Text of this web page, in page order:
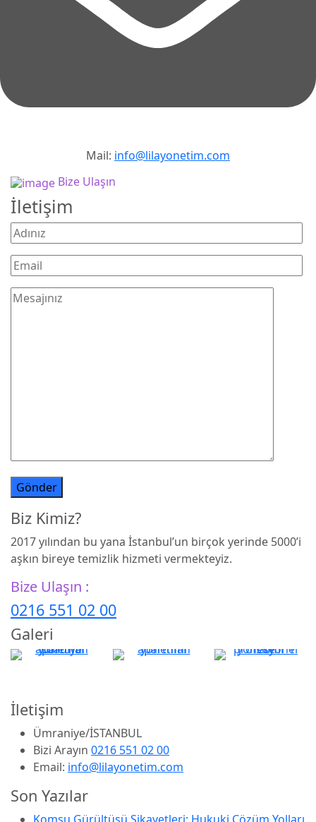
Mail: info@lilayonetim.com
Bize Ulaşın
İletişim
Biz Kimiz?
2017 yılından bu yana İstanbul’un birçok yerinde 5000’i
aşkın bireye temizlik hizmeti vermekteyiz.
Bize Ulaşın :
0216 551 02 00
Galeri
İletişim
Ümraniye/İSTANBUL
Bizi Arayın 0216 551 02 00
Email: info@lilayonetim.com
Son Yazılar